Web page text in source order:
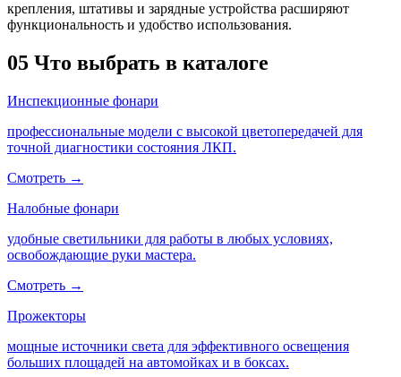
крепления, штативы и зарядные устройства расширяют
функциональность и удобство использования.
05 Что выбрать в каталоге
Инспекционные фонари
профессиональные модели с высокой цветопередачей для
точной диагностики состояния ЛКП.
Смотреть →
Налобные фонари
удобные светильники для работы в любых условиях,
освобождающие руки мастера.
Смотреть →
Прожекторы
мощные источники света для эффективного освещения
больших площадей на автомойках и в боксах.